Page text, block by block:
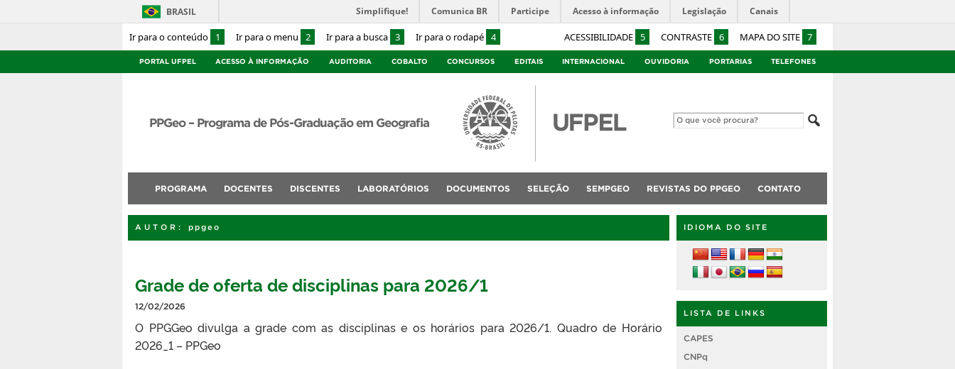
Ir para o conteúdo 1 Ir para o menu 2 Ir para a busca 3 Ir para o rodapé 4 ACESSIBILIDADE 5 CONTRASTE 6 MAPA DO SITE 7
BRASIL Simplifique! Comunica BR Participe Acesso à informação Legislação Canais
PORTAL UFPEL ACESSO À INFORMAÇÃO AUDITORIA COBALTO CONCURSOS EDITAIS INTERNACIONAL OUVIDORIA PORTARIAS TELEFONES
PPGeo – Programa de Pós-Graduação em Geografia
PROGRAMA DOCENTES DISCENTES LABORATÓRIOS DOCUMENTOS SELEÇÃO SEMPGEO REVISTAS DO PPGEO CONTATO
AUTOR: ppgeo
Grade de oferta de disciplinas para 2026/1
12/02/2026
O PPGGeo divulga a grade com as disciplinas e os horários para 2026/1. Quadro de Horário
2026_1 – PPGeo
IDIOMA DO SITE
LISTA DE LINKS
CAPES
CNPq